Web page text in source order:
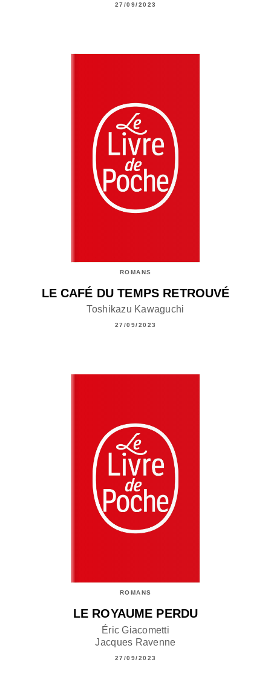
27/09/2023
ROMANS
LE CAFÉ DU TEMPS RETROUVÉ
Toshikazu Kawaguchi
27/09/2023
ROMANS
LE ROYAUME PERDU
Éric Giacometti
Jacques Ravenne
27/09/2023